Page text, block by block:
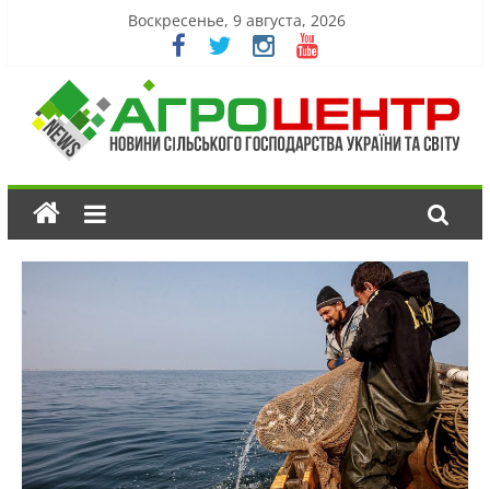
Воскресенье, 9 августа, 2026